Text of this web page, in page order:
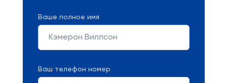
Ваше полное имя
Ваш телефон номер